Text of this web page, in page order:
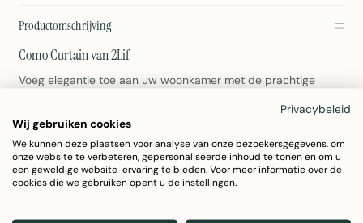
Productomschrijving
Como Curtain van 2Lif
Voeg elegantie toe aan uw woonkamer met de prachtige
Como gordijn. Dit moderne gordijn van het vertrouwde merk
2Lif combineert stijl met functionaliteit en is ideaal voor elk
interieur.
Privacybeleid
Wij gebruiken cookies
We kunnen deze plaatsen voor analyse van onze bezoekersgegevens, om
onze website te verbeteren, gepersonaliseerde inhoud te tonen en om u
een geweldige website-ervaring te bieden. Voor meer informatie over de
cookies die we gebruiken opent u de instellingen.